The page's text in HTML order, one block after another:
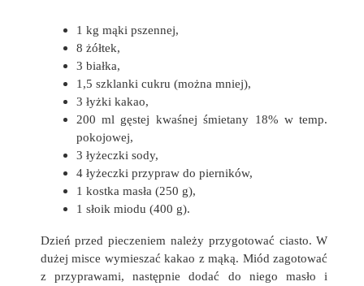
1 kg mąki pszennej,
8 żółtek,
3 białka,
1,5 szklanki cukru (można mniej),
3 łyżki kakao,
200 ml gęstej kwaśnej śmietany 18% w temp.
pokojowej,
3 łyżeczki sody,
4 łyżeczki przypraw do pierników,
1 kostka masła (250 g),
1 słoik miodu (400 g).
Dzień przed pieczeniem należy przygotować ciasto. W
dużej misce wymieszać kakao z mąką. Miód zagotować
z przyprawami, następnie dodać do niego masło i